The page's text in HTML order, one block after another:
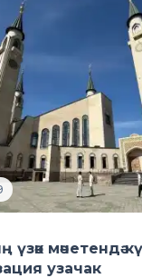
мәчетендә
узачак